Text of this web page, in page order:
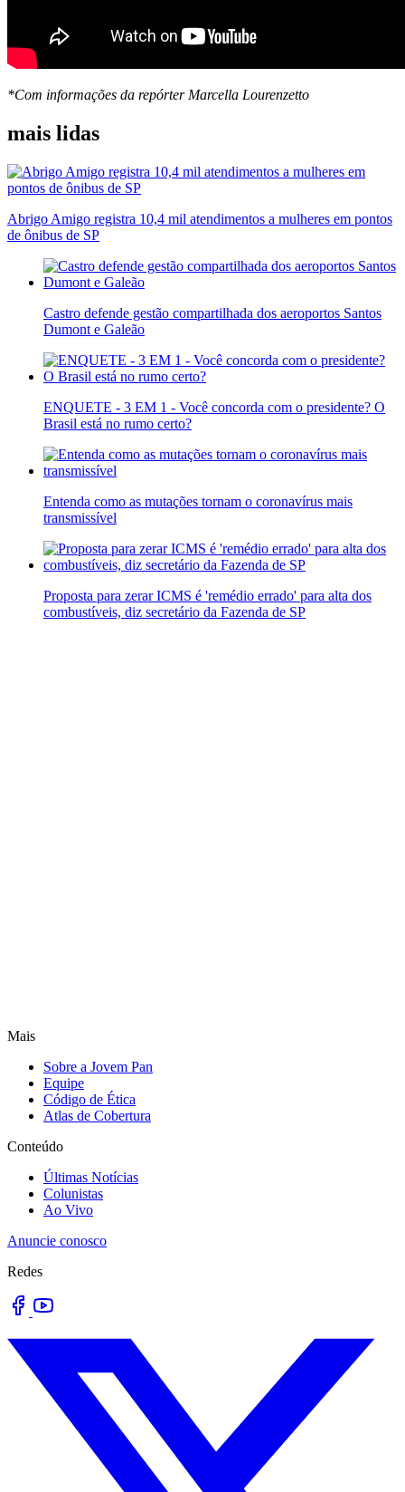
*Com informações da repórter Marcella Lourenzetto
mais lidas
Abrigo Amigo registra 10,4 mil atendimentos a mulheres em pontos
de ônibus de SP
Castro defende gestão compartilhada dos aeroportos Santos
Dumont e Galeão
ENQUETE - 3 EM 1 - Você concorda com o presidente? O
Brasil está no rumo certo?
Entenda como as mutações tornam o coronavírus mais
transmissível
Proposta para zerar ICMS é 'remédio errado' para alta dos
combustíveis, diz secretário da Fazenda de SP
Mais
Sobre a Jovem Pan
Equipe
Código de Ética
Atlas de Cobertura
Conteúdo
Últimas Notícias
Colunistas
Ao Vivo
Anuncie conosco
Redes